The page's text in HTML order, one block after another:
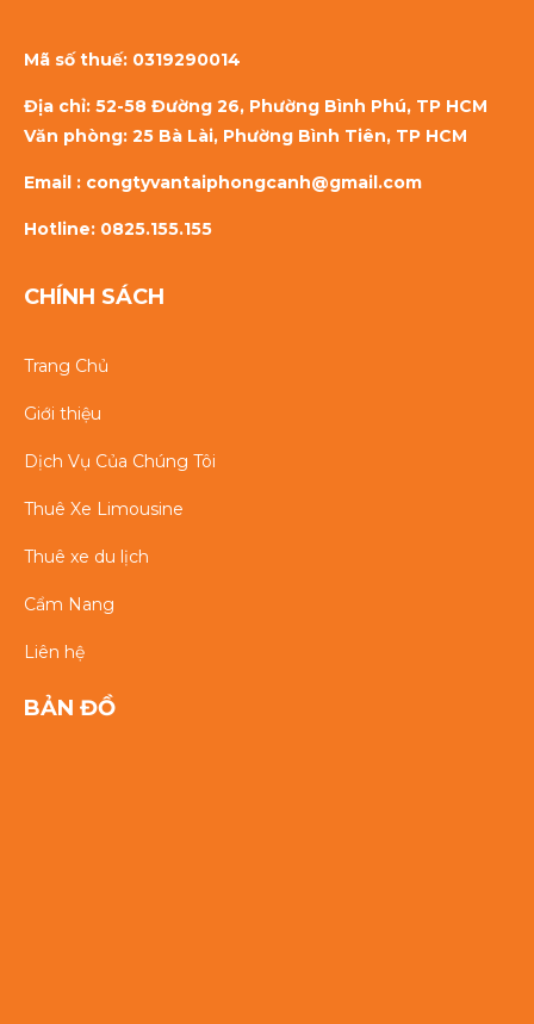
Mã số thuế: 0319290014
Địa chỉ: 52-58 Đường 26, Phường Bình Phú, TP HCM
Văn phòng: 25 Bà Lài, Phường Bình Tiên, TP HCM
Email : congtyvantaiphongcanh@gmail.com
Hotline: 0825.155.155
CHÍNH SÁCH
Trang Chủ
Giới thiệu
Dịch Vụ Của Chúng Tôi
Thuê Xe Limousine
Thuê xe du lịch
Cẩm Nang
Liên hệ
BẢN ĐỒ